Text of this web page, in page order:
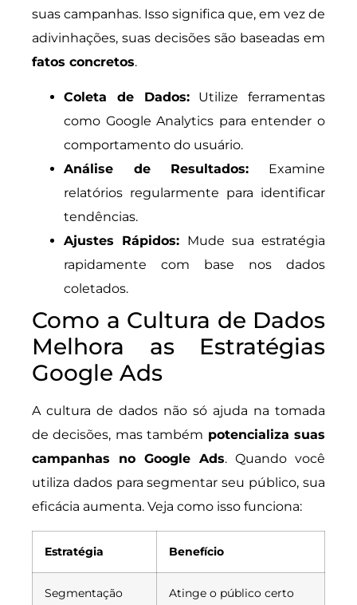
suas campanhas. Isso significa que, em vez de
adivinhações, suas decisões são baseadas em
fatos concretos.
Coleta de Dados:Utilize ferramentas
como Google Analytics para entender o
comportamento do usuário.
Análise de Resultados: Examine
relatórios regularmente para identificar
tendências.
Ajustes Rápidos: Mude sua estratégia
rapidamente com base nos dados
coletados.
Como a Cultura de Dados
Melhora as Estratégias
Google Ads
A cultura de dados não só ajuda na tomada
de decisões, mas também potencializa suas
campanhas no Google Ads. Quando você
utiliza dados para segmentar seu público, sua
eficácia aumenta. Veja como isso funciona:
Estratégia Benefício
Segmentação
Atinge o público certo